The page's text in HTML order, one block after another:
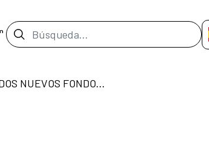
Barra de búsqueda
APROBACIÓN DE DOS NUEVOS FONDOS PARA PROYECTOS EDUCATIVOS.